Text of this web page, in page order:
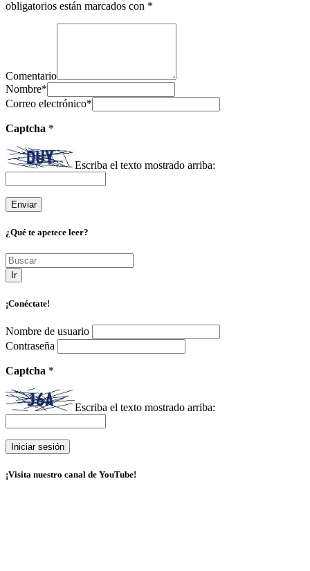
obligatorios están marcados con *
Comentario
Nombre*
Correo electrónico*
Captcha *
Escriba el texto mostrado arriba:
¿Qué te apetece leer?
Ir
¡Conéctate!
Nombre de usuario
Contraseña
Captcha *
Escriba el texto mostrado arriba:
¡Visita nuestro canal de YouTube!